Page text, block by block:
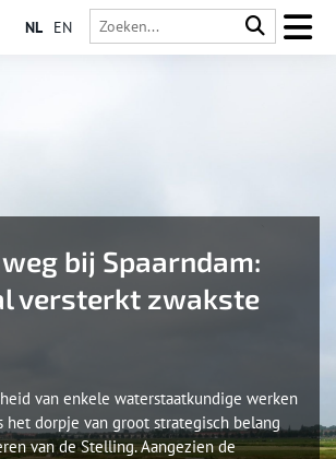
NL EN
bij Spaarndam:
versterkt zwakste
van enkele waterstaatkundige werken
het dorpje van groot strategisch belang
van de Stelling. Aangezien de